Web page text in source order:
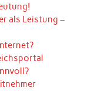
als Leistung –